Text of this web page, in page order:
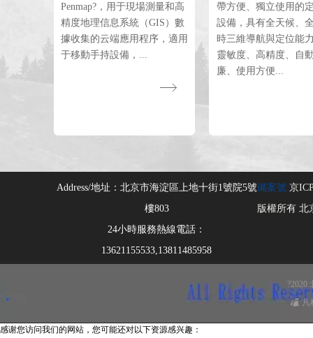
Penmap?，用于現場測量和高
精度地理信息系統（GIS）數
據收集的云端應用程序，適用
于移動手持設備，...
帶方便、獨立使用的
設備，具有全天候、
時三維導航與定位能
靈敏度、高精度、自
廉、使用方便...
Address/地址： 北京市海淀區上地十街1號院5號
樓803
24小時服務熱線電話：
13621155533,13811485958
備案號:京
版權所有 北
?2020
凡
感谢您访问我们的网站，您可能还对以下资源感兴趣：